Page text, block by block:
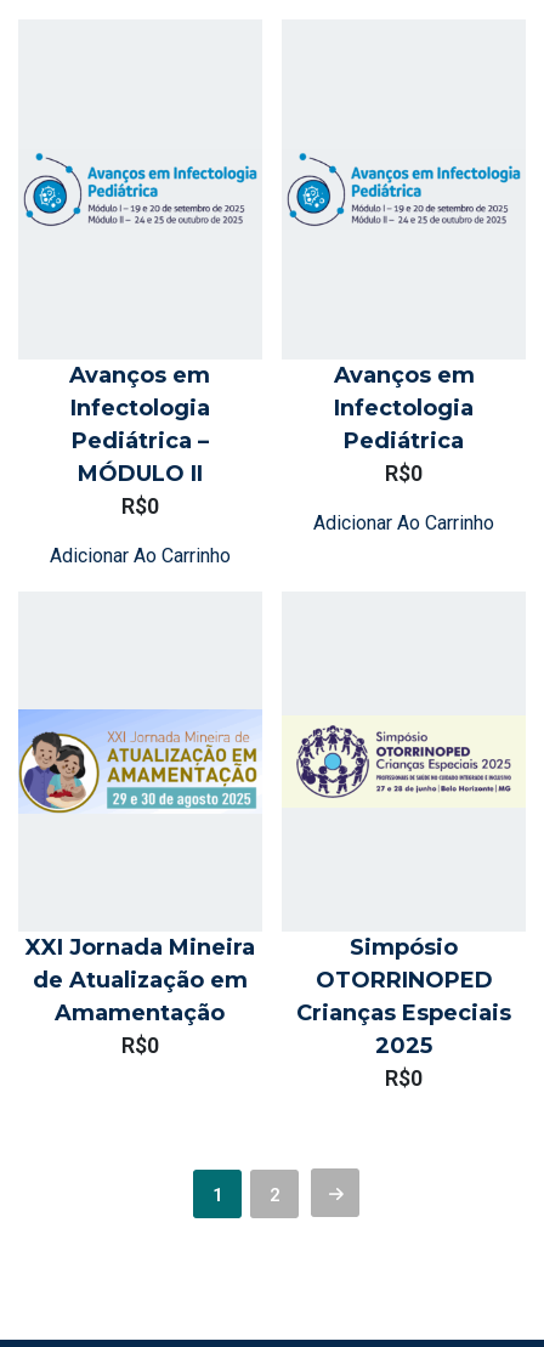
Avanços em
Infectologia
Pediátrica –
MÓDULO II
R$0
Adicionar Ao Carrinho
Avanços em
Infectologia
Pediátrica
R$0
Adicionar Ao Carrinho
XXI Jornada Mineira
de Atualização em
Amamentação
R$0
Simpósio
OTORRINOPED
Crianças Especiais
2025
R$0
Paginação
1 2